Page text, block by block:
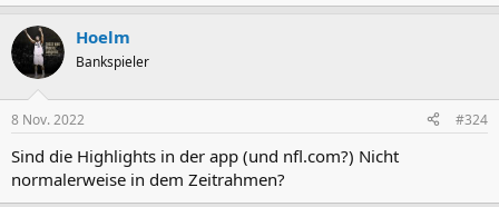
Hoelm
Bankspieler
8 Nov. 2022 #324
Sind die Highlights in der app (und nfl.com?) Nicht
normalerweise in dem Zeitrahmen?